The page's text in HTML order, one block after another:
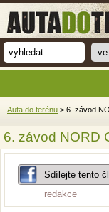
Auta do terénu > 6. závod
6. závod NORD
Sdílejte tento
redakce